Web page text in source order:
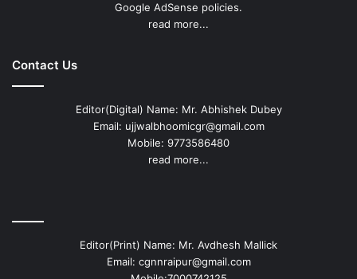
Google AdSense policies.
read more...
Contact Us
Editor(Digital) Name: Mr. Abhishek Dubey
Email: ujjwalbhoomicgr@gmail.com
Mobile: 9773586480
read more...
Editor(Print) Name: Mr. Avdhesh Mallick
Email: cgnnraipur@gmail.com